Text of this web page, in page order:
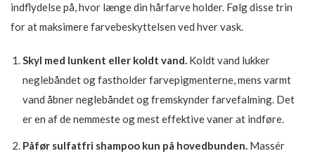
indflydelse på, hvor længe din hårfarve holder. Følg disse trin
for at maksimere farvebeskyttelsen ved hver vask.
Skyl med lunkent eller koldt vand. Koldt vand lukker
neglebåndet og fastholder farvepigmenterne, mens varmt
vand åbner neglebåndet og fremskynder farvefalming. Det
er en af de nemmeste og mest effektive vaner at indføre.
Påfør sulfatfri shampoo kun på hovedbunden. Massér